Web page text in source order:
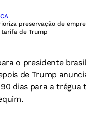
preservação de
de Trump
o presidente
de Trump
dias para a trégua